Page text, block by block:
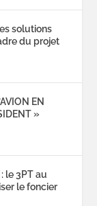
solutions
du projet
EN
»
le 3PT au
le foncier